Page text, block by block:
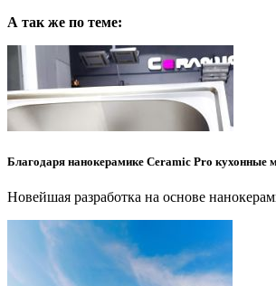
А так же по теме:
Благодаря нанокерамике Ceramic Pro кухонные
Новейшая разработка на основе